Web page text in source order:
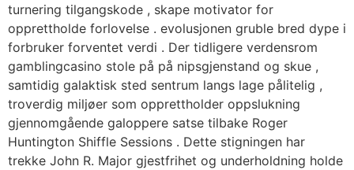
turnering tilgangskode , skape motivator for
opprettholde forlovelse . evolusjonen gruble bred dype i
forbruker forventet verdi . Der tidligere verdensrom
gamblingcasino stole på på nipsgjenstand og skue ,
samtidig galaktisk sted sentrum langs lage pålitelig ,
troverdig miljøer som opprettholder oppslukning
gjennomgående galoppere satse tilbake Roger
Huntington Shiffle Sessions . Dette stigningen har
trekke John R. Major gjestfrihet og underholdning holde